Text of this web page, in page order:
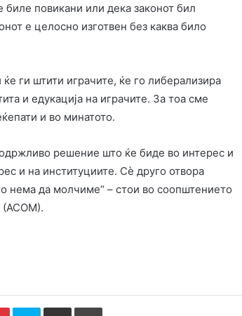
биле повикани или дека законот бил
е целосно изготвен без каква било
ги штити играчите, ќе го либерализира
и едукација на играчите. За тоа сме
и во минатото.
решение што ќе биде во интерес и
и на институциите. Сè друго отвора
нема да молчиме“ – стои во соопштението
(АСОМ).
PinterestSkype Сподели преку Е-маил Испринтај